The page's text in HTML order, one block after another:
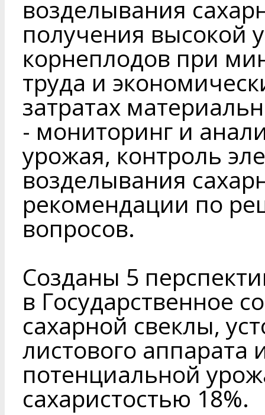
возделывания
получения высокой
корнеплодов при
труда и
затратах
- мониторинг и
урожая, контроль
возделывания
рекомендации по
вопросов.
Созданы 5
в Государственное
сахарной свеклы,
листового аппарата
потенциальной
сахаристостью 18%.